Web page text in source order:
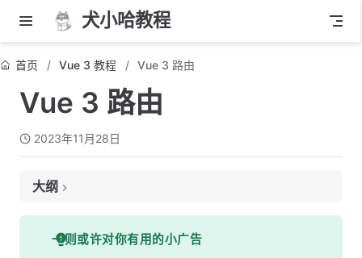
犬小哈教程
首页 Vue 3 教程 Vue 3 路由
Vue 3 路由
2023年11月28日
大纲
什么是前端路由？
为什么要使用前端路由？
一则或许对你有用的小广告